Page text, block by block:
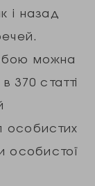
і назад
можна
370 статті
особистих
особистої